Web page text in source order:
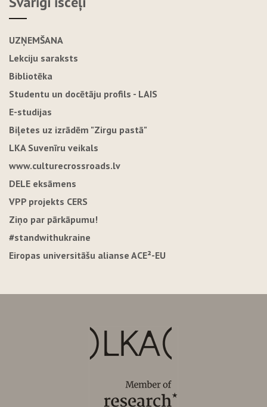
UZŅEMŠANA
Lekciju saraksts
Bibliotēka
Studentu un docētāju profils - LAIS
E-studijas
Biļetes uz izrādēm "Zirgu pastā"
LKA Suvenīru veikals
www.culturecrossroads.lv
DELE eksāmens
VPP projekts CERS
Ziņo par pārkāpumu!
#standwithukraine
Eiropas universitāšu alianse ACE²-EU